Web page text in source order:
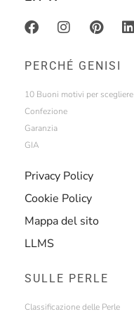
PERCHÉ GENISI
10 Buoni motivi per
Confezione
Garanzia
GIA
Privacy Policy
Cookie Policy
Mappa del sito
LLMS
SULLE PERLE
Classificazione delle Perle